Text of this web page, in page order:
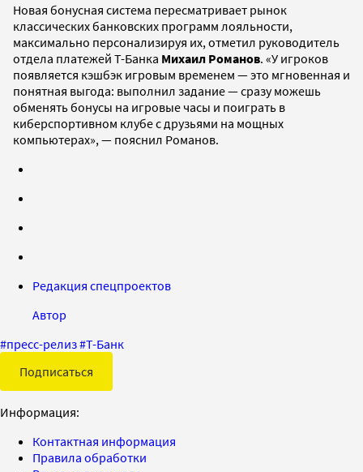
Новая бонусная система пересматривает рынок
классических банковских программ лояльности,
максимально персонализируя их, отметил руководитель
отдела платежей Т-Банка Михаил Романов. «У игроков
появляется кэшбэк игровым временем — это мгновенная и
понятная выгода: выполнил задание — сразу можешь
обменять бонусы на игровые часы и поиграть в
киберспортивном клубе с друзьями на мощных
компьютерах», — пояснил Романов.
Редакция спецпроектов
Автор
#пресс-релиз#Т-Банк
Подписаться
Информация:
Контактная информация
Правила обработки